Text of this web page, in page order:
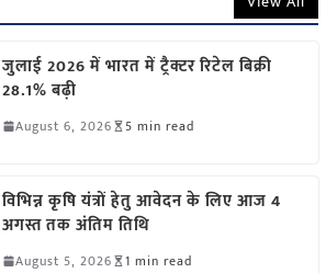
जुलाई 2026 में भारत में ट्रैक्टर रिटेल बिक्री
28.1% बढ़ी
August 6, 2026 5 min read
विभिन्न कृषि यंत्रों हेतु आवेदन के लिए आज 4
अगस्त तक अंतिम तिथि
August 5, 2026 1 min read